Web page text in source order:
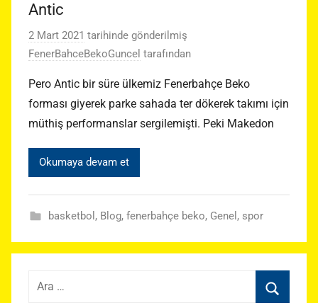
Antic
2 Mart 2021 tarihinde gönderilmiş
FenerBahceBekoGuncel tarafından
Pero Antic bir süre ülkemiz Fenerbahçe Beko
forması giyerek parke sahada ter dökerek takımı için
müthiş performanslar sergilemişti. Peki Makedon
Okumaya devam et
basketbol , Blog, fenerbahçe beko, Genel , spor
Arama: